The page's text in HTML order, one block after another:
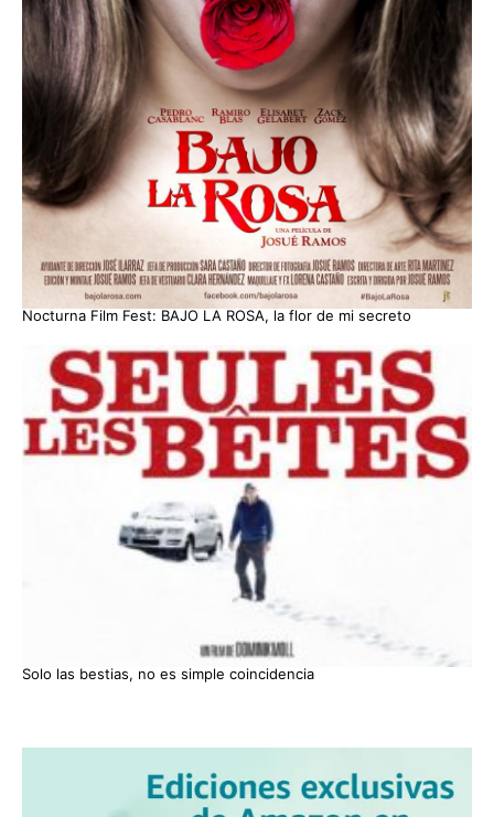
Nocturna Film Fest: BAJO LA ROSA, la flor de mi secreto
Solo las bestias, no es simple coincidencia